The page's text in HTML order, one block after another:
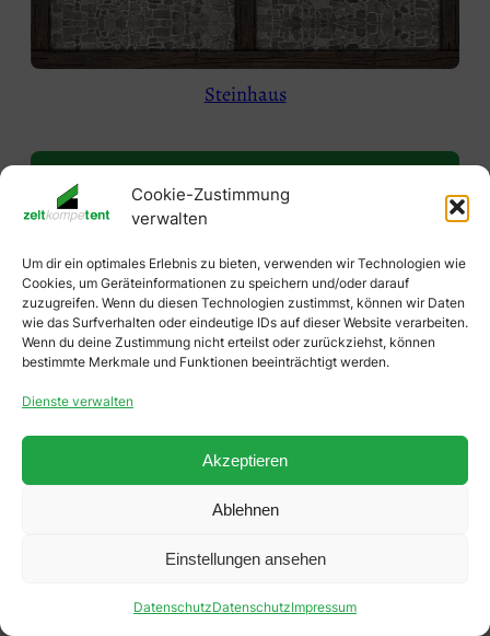
Cookie-Zustimmung
verwalten
Um dir ein optimales Erlebnis zu bieten, verwenden wir Technologien wie
Cookies, um Geräteinformationen zu speichern und/oder darauf
zuzugreifen. Wenn du diesen Technologien zustimmst, können wir Daten
wie das Surfverhalten oder eindeutige IDs auf dieser Website verarbeiten.
Wenn du deine Zustimmung nicht erteilst oder zurückziehst, können
bestimmte Merkmale und Funktionen beeinträchtigt werden.
Dienste verwalten
Akzeptieren
Ablehnen
Einstellungen ansehen
DatenschutzDatenschutzImpressum
Steinhaus
Zeltkompetent
Ludwig Ortmeier GmbH
Planen- und Zeltefabrik
Anfahrt →